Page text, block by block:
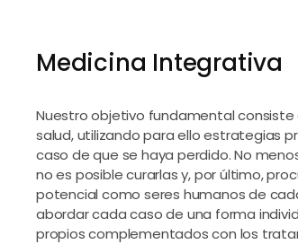
Medicina Integrativa
Nuestro objetivo fundamental
salud, utilizando para ello estrategias
caso de que se haya perdido. No
no es posible curarlas y, por último,
potencial como seres humanos de
abordar cada caso de una forma
propios complementados con los